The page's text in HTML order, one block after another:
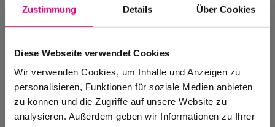
Zustimmung Details Über Cookies
Diese Webseite verwendet Cookies
Wir verwenden Cookies, um Inhalte und Anzeigen zu
personalisieren, Funktionen für soziale Medien anbieten
zu können und die Zugriffe auf unsere Website zu
analysieren. Außerdem geben wir Informationen zu Ihrer